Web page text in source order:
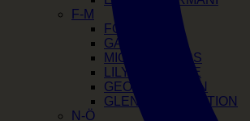
F-M
FOSSIL
GANT
MICHAEL KORS
LILY AND ROSE
GEORG JENSEN
GLENSIA SELECTION
N-Ö